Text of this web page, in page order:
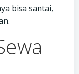
bisa santai,